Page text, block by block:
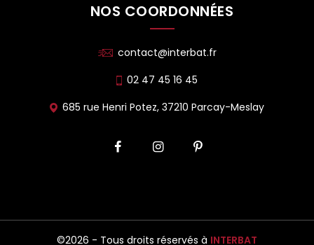
NOS COORDONNÉES
contact@interbat.fr
02 47 45 16 45
685 rue Henri Potez, 37210 Parcay-Meslay
©2026 - Tous droits réservés à INTERBAT